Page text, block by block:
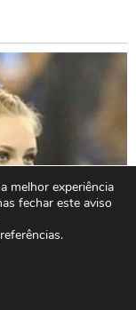
melhor experiência
fechar este aviso